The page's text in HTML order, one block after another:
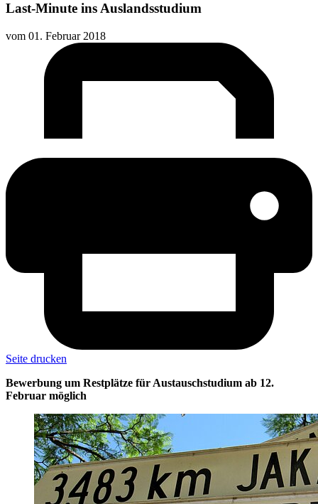
Last-Minute ins Auslandsstudium
vom 01. Februar 2018
Seite drucken
Bewerbung um Restplätze für Austauschstudium ab 12.
Februar möglich